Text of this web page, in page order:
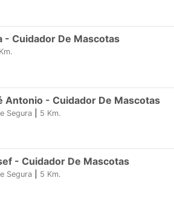
- Cuidador De Mascotas
Km.
Antonio - Cuidador De Mascotas
Segura 5 Km.
- Cuidador De Mascotas
Segura 5 Km.